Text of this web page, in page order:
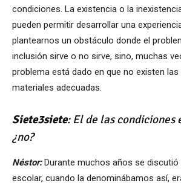
condiciones. La existencia o la
pueden permitir desarrollar una
plantearnos un obstáculo donde el
inclusión sirve o no sirve, sino, muchas
problema está dado en que no existen
materiales adecuadas.
Siete3siete: El de las condiciones
¿no?
Néstor:Durante muchos años se discutió
escolar, cuando la denominábamos así,